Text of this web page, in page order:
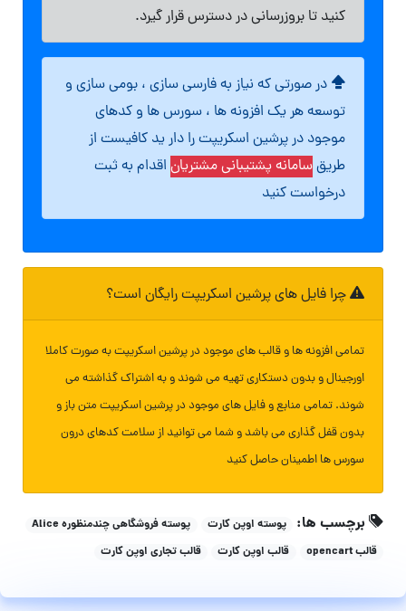
کنید تا بروزرسانی در دسترس قرار گیرد.
در صورتی که نیاز به فارسی سازی ، بومی سازی و
توسعه هر یک افزونه ها ، سورس ها و کدهای
موجود در پرشین اسکریپت را دار ید کافیست از
طریقسامانه پشتیبانی مشتریان اقدام به ثبت
درخواست کنید
چرا فایل های پرشین اسکریپت رایگان است؟
تمامی افزونه ها و قالب های موجود در پرشین اسکریپت به صورت کاملا
اورجینال و بدون دستکاری تهیه می شوند و به اشتراک گذاشته می
شوند. تمامی منابع و فایل های موجود در پرشین اسکریپت متن باز و
بدون قفل گذاری می باشد و شما می توانید از سلامت کدهای درون
سورس ها اطمینان حاصل کنید
برچسب ها: پوسته اوپن کارت
پوسته فروشگاهی چندمنظوره Alice
قالب opencart
قالب اوپن کارت قالب تجاری اوپن کارت